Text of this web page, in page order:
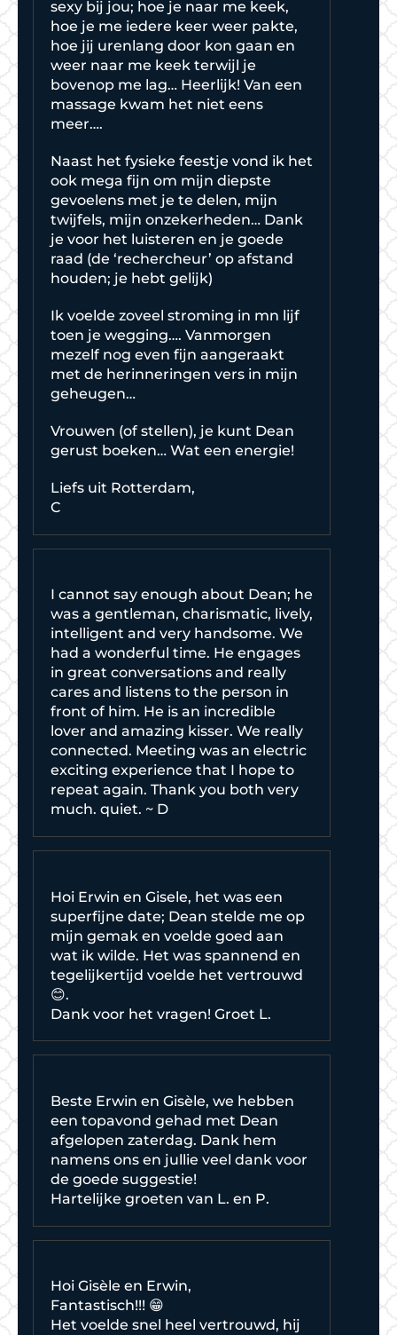
sexy bij jou; hoe je naar me keek,
hoe je me iedere keer weer pakte,
hoe jij urenlang door kon gaan en
weer naar me keek terwijl je
bovenop me lag… Heerlijk! Van een
massage kwam het niet eens
meer….
Naast het fysieke feestje vond ik het
ook mega fijn om mijn diepste
gevoelens met je te delen, mijn
twijfels, mijn onzekerheden… Dank
je voor het luisteren en je goede
raad (de ‘rechercheur’ op afstand
houden; je hebt gelijk)
Ik voelde zoveel stroming in mn lijf
toen je wegging…. Vanmorgen
mezelf nog even fijn aangeraakt
met de herinneringen vers in mijn
geheugen…
Vrouwen (of stellen), je kunt Dean
gerust boeken… Wat een energie!
Liefs uit Rotterdam,
C
I cannot say enough about Dean; he
was a gentleman, charismatic, lively,
intelligent and very handsome. We
had a wonderful time. He engages
in great conversations and really
cares and listens to the person in
front of him. He is an incredible
lover and amazing kisser. We really
connected. Meeting was an electric
exciting experience that I hope to
repeat again. Thank you both very
much. quiet. ~ D
Hoi Erwin en Gisele, het was een
superfijne date; Dean stelde me op
mijn gemak en voelde goed aan
wat ik wilde. Het was spannend en
tegelijkertijd voelde het vertrouwd
😊.
Dank voor het vragen! Groet L.
Beste Erwin en Gisèle, we hebben
een topavond gehad met Dean
afgelopen zaterdag. Dank hem
namens ons en jullie veel dank voor
de goede suggestie!
Hartelijke groeten van L. en P.
Hoi Gisèle en Erwin,
Fantastisch!!! 😁
Het voelde snel heel vertrouwd, hij